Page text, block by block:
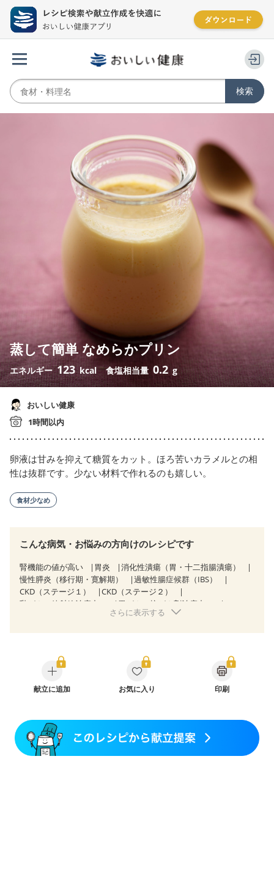
蒸して簡単 なめらかプリン
エネルギー123 kcal 食塩相当量 0.2 g
おいしい健康
1時間以内
卵液は甘みを抑えて糖質をカット。ほろ苦いカラメルとの相
性は抜群です。少ない材料で作れるのも嬉しい。
食材少なめ
こんな病気・お悩みの方向けのレシピです
腎機能の値が高い 胃炎
消化性潰瘍（胃・十二指腸潰瘍）
慢性膵炎（移行期・寛解期）
過敏性腸症候群（IBS）
CKD（ステージ１）
CKD（ステージ２）
乳がん（放射線治療中）
胃がん（抗がん剤治療中）
胃がん治療を終えた方・経過観察中の方
骨粗しょう症
フレイル（年齢に合わせた体作り）
更年期
さらに表示する
献立に追加 お気に入り 印刷